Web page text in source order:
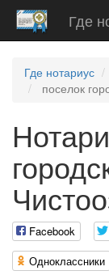
Где
Где нотариус
поселок
Facebook
Одноклассники